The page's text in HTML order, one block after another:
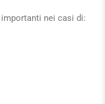
nei casi di: